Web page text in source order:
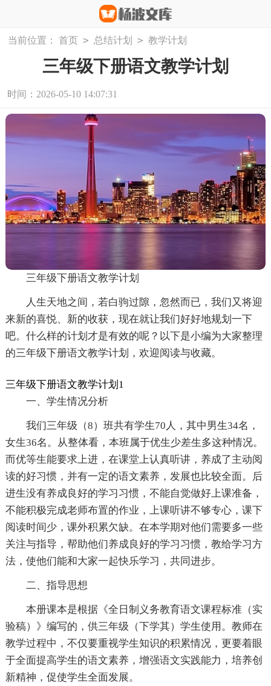
当前位置： 首页 > 总结计划 > 教学计划
三年级下册语文教学计划
时间：2026-05-10 14:07:31
三年级下册语文教学计划
人生天地之间，若白驹过隙，忽然而已，我们又将迎
来新的喜悦、新的收获，现在就让我们好好地规划一下
吧。什么样的计划才是有效的呢？以下是小编为大家整理
的三年级下册语文教学计划，欢迎阅读与收藏。
三年级下册语文教学计划1
一、学生情况分析
我们三年级（8）班共有学生70人，其中男生34名，
女生36名。从整体看，本班属于优生少差生多这种情况。
而优等生能要求上进，在课堂上认真听讲，养成了主动阅
读的好习惯，并有一定的语文素养，发展也比较全面。后
进生没有养成良好的学习习惯，不能自觉做好上课准备，
不能积极完成老师布置的作业，上课听讲不够专心，课下
阅读时间少，课外积累欠缺。在本学期对他们需要多一些
关注与指导，帮助他们养成良好的学习习惯，教给学习方
法，使他们能和大家一起快乐学习，共同进步。
二、指导思想
本册课本是根据《全日制义务教育语文课程标准（实
验稿）》编写的，供三年级（下学其）学生使用。教师在
教学过程中，不仅要重视学生知识的积累情况，更要着眼
于全面提高学生的语文素养，增强语文实践能力，培养创
新精神，促使学生全面发展。